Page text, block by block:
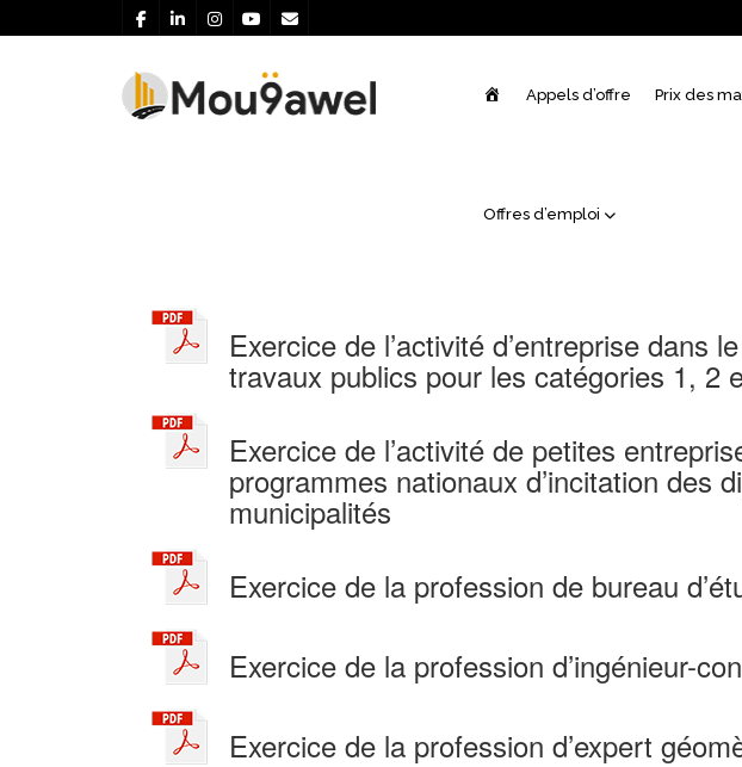
Acceuil
Appels d’offre Prix des
Offres d’emploi
Exercice de l’activité d’entreprise dans
travaux publics pour les catégories 1, 2
Exercice de l’activité de petites
programmes nationaux d’incitation des
municipalités
Exercice de la profession de bureau
Exercice de la profession d’ingénieur-
Exercice de la profession d’expert